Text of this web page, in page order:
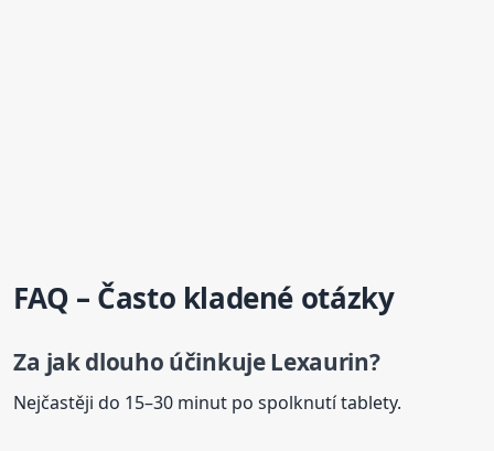
FAQ – Často kladené otázky
Za jak dlouho účinkujeLexaurin?
Nejčastěji do 15–30 minut po spolknutí tablety.